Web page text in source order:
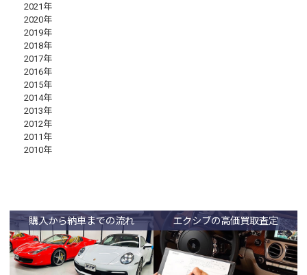
2021年
2020年
2019年
2018年
2017年
2016年
2015年
2014年
2013年
2012年
2011年
2010年
購入から納車までの流れ エクシブの高価買取査定